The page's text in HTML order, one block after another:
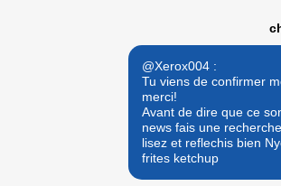
@Xerox004 :
Tu viens de confirmer
merci!
Avant de dire que ce
news fais une
lisez et reflechis bien
frites ketchup